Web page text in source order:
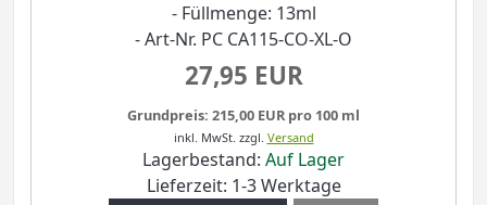
- Füllmenge: 13ml
- Art-Nr. PC CA115-CO-XL-O
27,95 EUR
Grundpreis: 215,00 EUR pro 100 ml
inkl. MwSt. zzgl. Versand
Lagerbestand: Auf Lager
Lieferzeit: 1-3 Werktage